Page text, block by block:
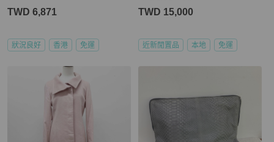
TWD 6,871
狀況良好 香港 免運
TWD 15,000
近新閒置品 本地 免運